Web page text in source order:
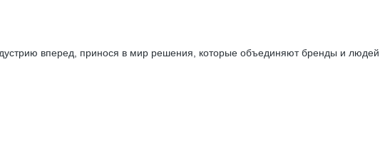
вперед, принося в мир решения, которые объединяют бренды и людей.